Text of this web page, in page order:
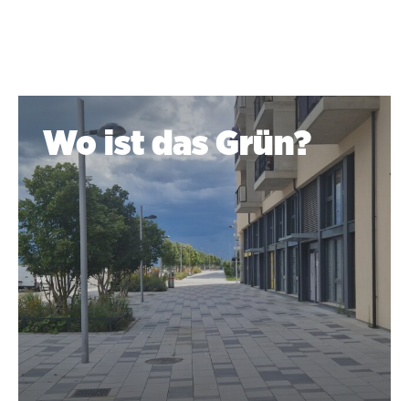
Wo ist das Grün?